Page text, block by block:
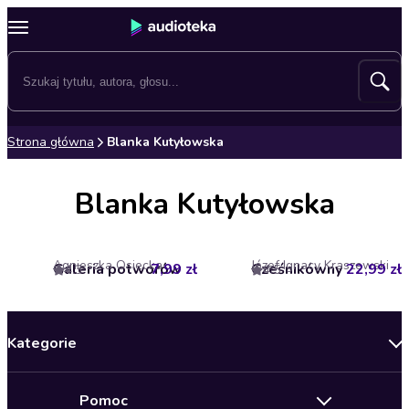
Strona główna Blanka Kutyłowska
Blanka Kutyłowska
Galeria potworów
Agnieszka Osiecka
4.3 7,99 zł Cześnikówny
Józef Ignacy Kraszewski
4.5 22,99 zł
Kategorie
Pomoc